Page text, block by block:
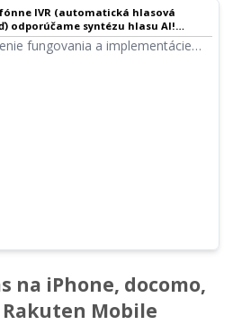
IVR (automatická hlasová
odporúčame syntézu hlasu AI!
vysvetlenie postupu a výhod |
čítanie textu Ondoku
fungovania a implementácie
na iPhone, docomo,
Mobile